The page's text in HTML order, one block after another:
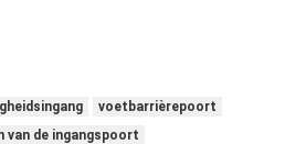
voetbarrièrepoort
van de ingangspoort